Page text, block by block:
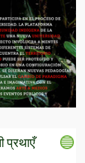
प्रथाएँ